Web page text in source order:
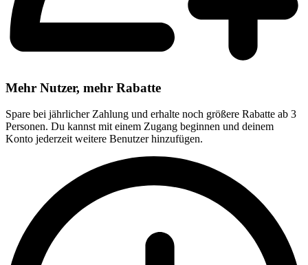
Mehr Nutzer, mehr Rabatte
Spare bei jährlicher Zahlung und erhalte noch größere Rabatte ab 3
Personen. Du kannst mit einem Zugang beginnen und deinem
Konto jederzeit weitere Benutzer hinzufügen.